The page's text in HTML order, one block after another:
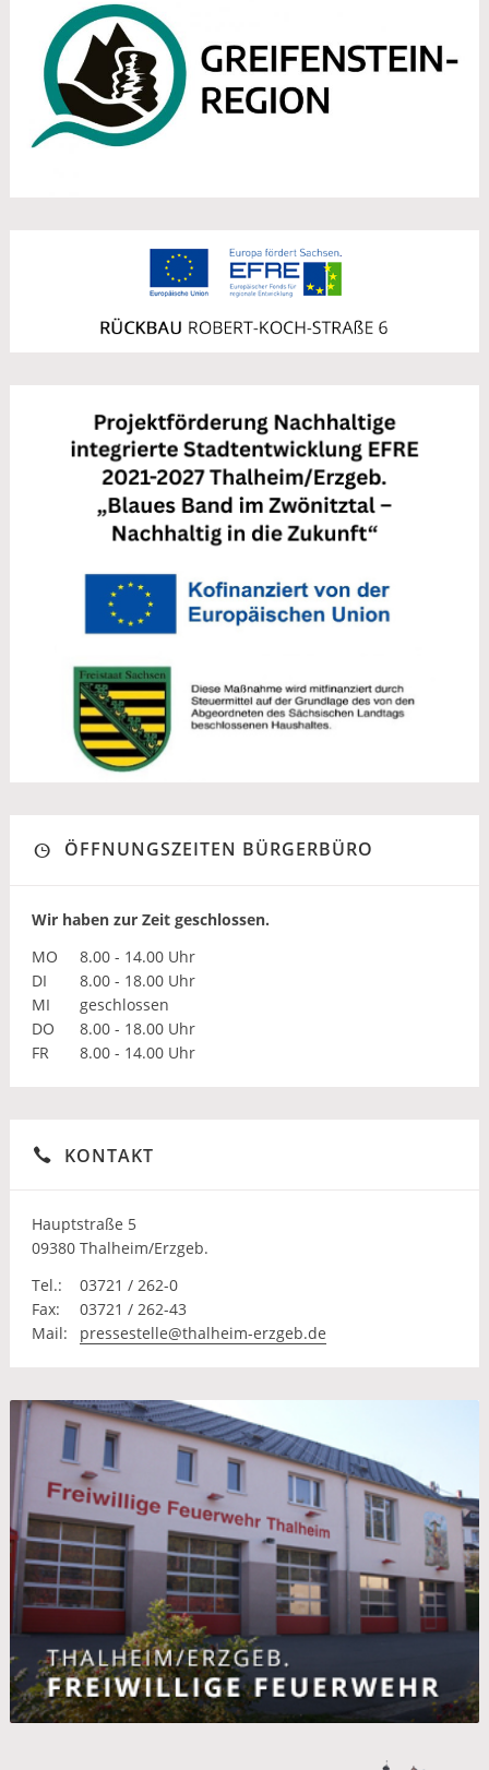
ÖFFNUNGSZEITEN BÜRGERBÜRO
Wir haben zur Zeit geschlossen.
MO
8.00 - 14.00 Uhr
DI
8.00 - 18.00 Uhr
MI
geschlossen
DO
8.00 - 18.00 Uhr
FR
8.00 - 14.00 Uhr
KONTAKT
Hauptstraße 5
09380 Thalheim/Erzgeb.
Tel.:
03721 / 262-0
Fax:
03721 / 262-43
Mail:
pressestelle@thalheim-erzgeb.de